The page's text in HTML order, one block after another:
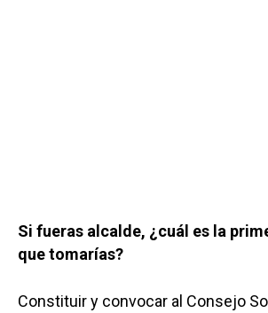
Si fueras alcalde, ¿cuál es la
que tomarías?
Constituir y convocar al Consejo